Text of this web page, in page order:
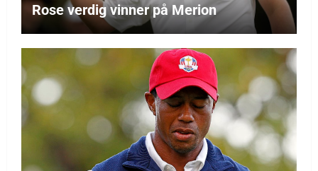
Rose verdig vinner på Merion